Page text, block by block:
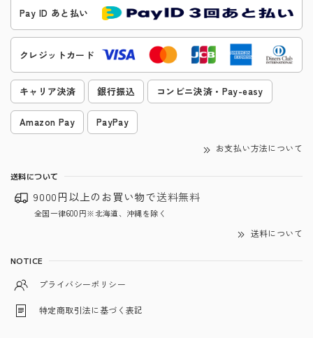
Pay ID あと払い
クレジットカード
キャリア決済 銀行振込 コンビニ決済・Pay-easy
Amazon Pay PayPay
お支払い方法について
送料について
9000円以上のお買い物で送料無料
全国一律600円※北海道、沖縄を除く
送料について
NOTICE
プライバシーポリシー
特定商取引法に基づく表記